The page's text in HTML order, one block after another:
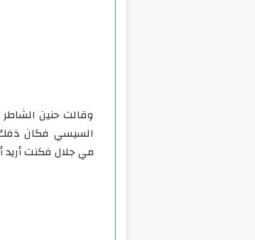
وقالت حنين
السيسي فكان ذفك
مي جلال فكنت أريد